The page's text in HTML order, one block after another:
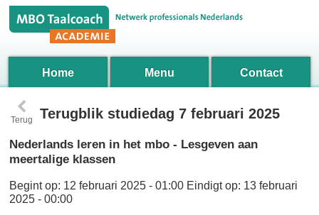
Home Menu Contact
‹
Terug Terugblik studiedag 7 februari 2025
Nederlands leren in het mbo - Lesgeven aan
meertalige klassen
Begint op: 12 februari 2025 - 01:00 Eindigt op: 13 februari
2025 - 00:00